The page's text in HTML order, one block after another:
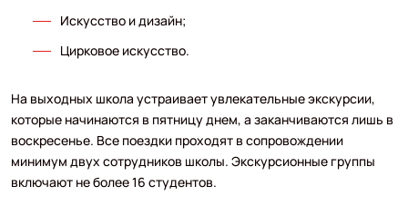
Искусство и дизайн;
Цирковое искусство.
На выходных школа устраивает увлекательные экскурсии,
которые начинаются в пятницу днем, а заканчиваются лишь в
воскресенье. Все поездки проходят в сопровождении
минимум двух сотрудников школы. Экскурсионные группы
включают не более 16 студентов.